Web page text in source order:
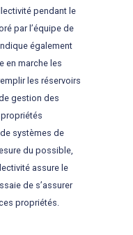
pendant le
par l’équipe de
également
en marche les
les réservoirs
gestion des
systèmes de
du possible,
assure le
de s’assurer
propriétés.